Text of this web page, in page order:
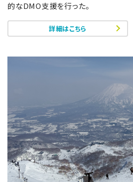
的なDMO支援を行った。
詳細はこちら